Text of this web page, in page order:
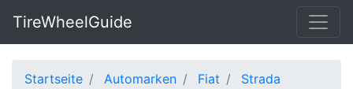
TireWheelGuide
Startseite Automarken Fiat
Strada